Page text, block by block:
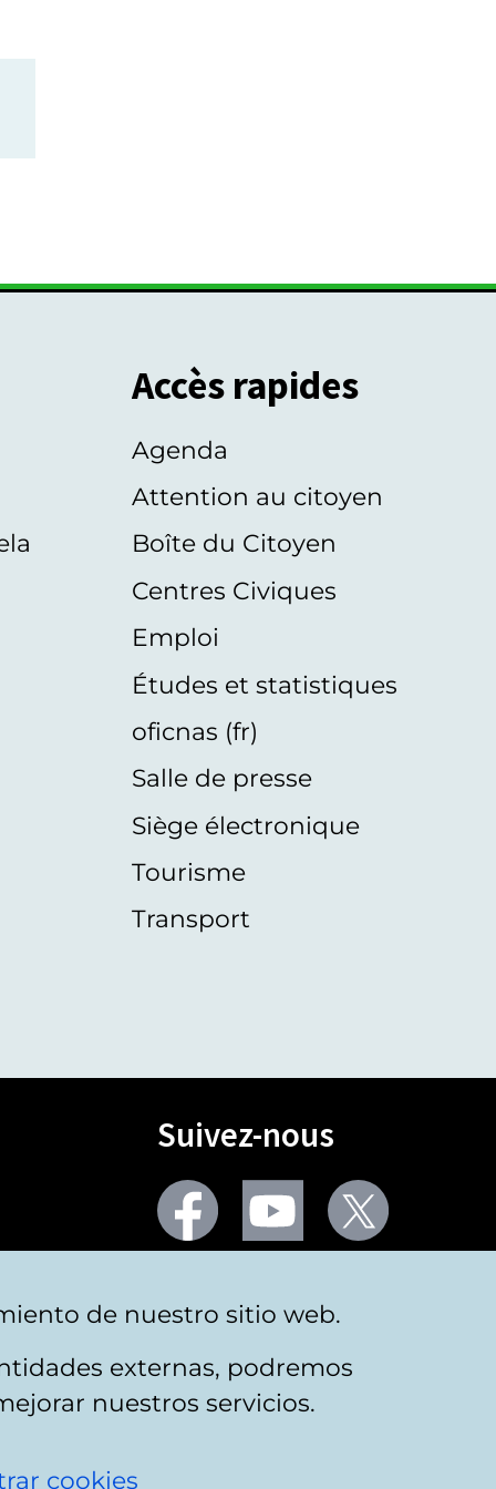
Accès rapides
Agenda
Attention au citoyen
Boîte du Citoyen
Centres Civiques
Emploi
Études et statistiques
oficnas (fr)
Salle de presse
Siège électronique
Tourisme
Transport
Suivez-nous
Facebook Youtube
de nuestro sitio web.
externas, podremos
nuestros servicios.
cookies